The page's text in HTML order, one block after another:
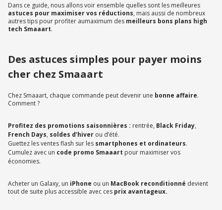
Dans ce guide, nous allons voir ensemble quelles sont les meilleures
astuces pour maximiser vos réductions, mais aussi de nombreux
autres tips pour profiter aumaximum des meilleurs bons plans high
tech Smaaart.
Des astuces simples pour payer moins
cher chez Smaaart
Chez Smaaart, chaque commande peut devenir une bonne affaire.
Comment ?
Profitez des promotions saisonnières : rentrée, Black Friday,
French Days, soldes d’hiver ou d’été.
Guettez les ventes flash sur les smartphones et ordinateurs.
Cumulez avec un code promo Smaaart pour maximiser vos
économies.
Acheter un Galaxy, un iPhone ou un MacBook reconditionné devient
tout de suite plus accessible avec ces prix avantageux.